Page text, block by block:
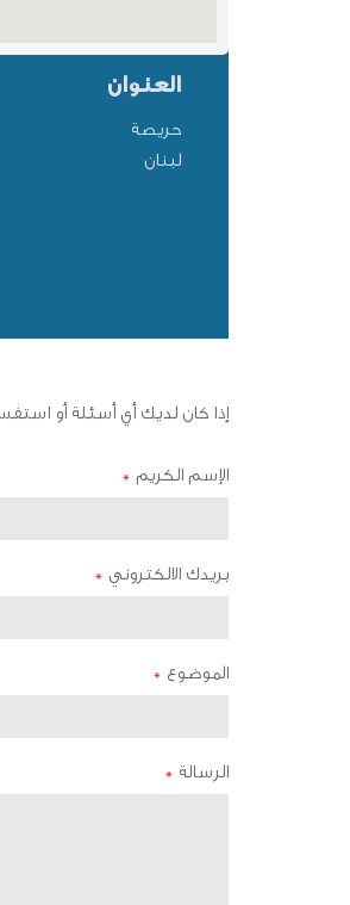
العنوان
حريصة
لبنان
إذا كان لديك أي أسئلة أو
الإسم الكريم *
بريدك الالكتروني *
الموضوع *
الرسالة *